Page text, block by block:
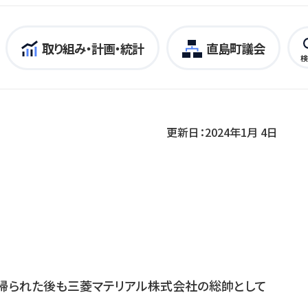
取り組み・計画・統計 直島町議会
更新日：2024年1月 4日
られた後も三菱マテリアル株式会社の総帥として